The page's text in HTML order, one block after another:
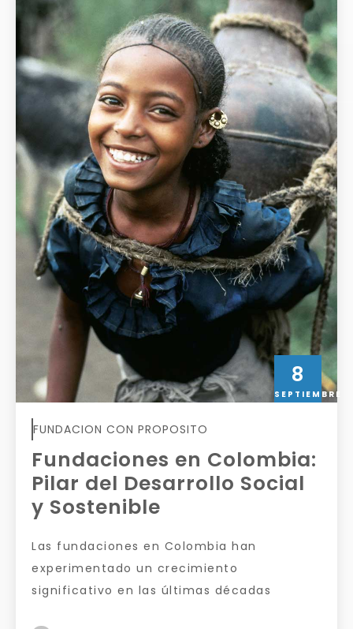
8
SEPTIEMBRE
FUNDACION CON PROPOSITO
Fundaciones en Colombia:
Pilar del Desarrollo Social
y Sostenible
Las fundaciones en Colombia han
experimentado un crecimiento
significativo en las últimas décadas